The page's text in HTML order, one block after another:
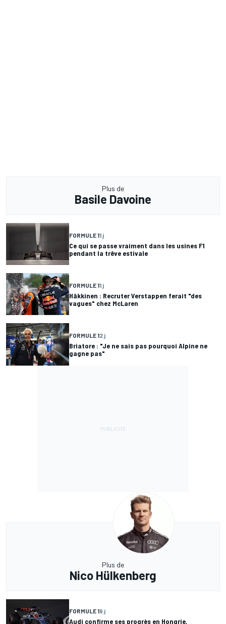
Plus de
Basile Davoine
FORMULE 11 j
Ce qui se passe vraiment dans les usines F1
pendant la trêve estivale
FORMULE 11 j
Häkkinen : Recruter Verstappen ferait "des
vagues" chez McLaren
FORMULE 12 j
Briatore : "Je ne sais pas pourquoi Alpine ne
gagne pas"
Plus de
Nico Hülkenberg
FORMULE 19 j
Audi confirme ses progrès en Hongrie,